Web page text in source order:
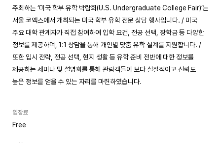
주최하는 ‘미국 학부 유학 박람회(U.S. Undergraduate College Fair)’는
서울 코엑스에서 개최되는 미국 학부 유학 전문 상담 행사입니다. / 미국
주요 대학 관계자가 직접 참여하여 입학 요건, 전공 선택, 장학금 등 다양한
정보를 제공하며, 1:1 상담을 통해 개인별 맞춤 유학 설계를 지원합니다. /
또한 입시 전략, 전공 선택, 현지 생활 등 유학 준비 전반에 대한 정보를
제공하는 세미나 및 설명회를 통해 관람객들이 보다 실질적이고 신뢰도
높은 정보를 얻을 수 있는 자리를 마련하였습니다.
입장료
Free